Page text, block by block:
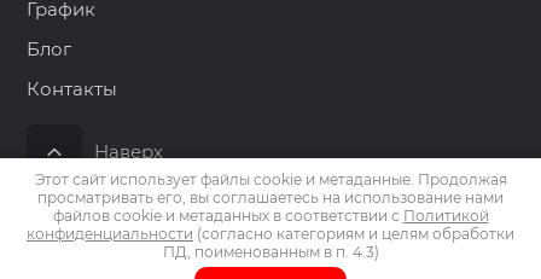
Наверх
График
Блог
Контакты
Copyright © 2015 - 2026 ООО АСКОР
Этот сайт использует файлы cookie и метаданные. Продолжая
просматривать его, вы соглашаетесь на использование нами
файлов cookie и метаданных в соответствии с Политикой
конфиденциальности (согласно категориям и целям обработки
ПД, поименованным в п. 4.3)